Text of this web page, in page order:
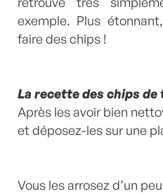
exemple. Plus
faire des chips !
La recette des chips
Après les avoir bien
et déposez-les sur une
Vous les arrosez d’un